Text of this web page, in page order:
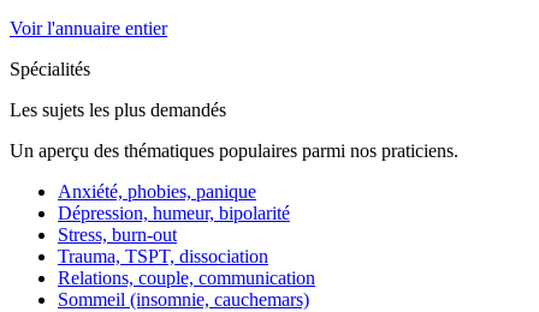
Voir l'annuaire entier
Spécialités
Les sujets les plus demandés
Un aperçu des thématiques populaires parmi nos praticiens.
Anxiété, phobies, panique
Dépression, humeur, bipolarité
Stress, burn-out
Trauma, TSPT, dissociation
Relations, couple, communication
Sommeil (insomnie, cauchemars)